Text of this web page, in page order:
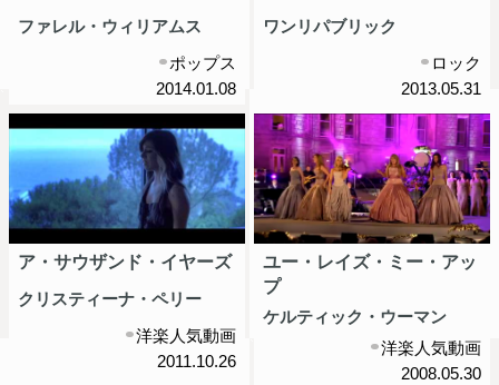
ファレル・ウィリアムス
ポップス
2014.01.08
ワンリパブリック
ロック
2013.05.31
ア・サウザンド・イヤーズ
クリスティーナ・ペリー
洋楽人気動画
2011.10.26
ユー・レイズ・ミー・アッ
プ
ケルティック・ウーマン
洋楽人気動画
2008.05.30